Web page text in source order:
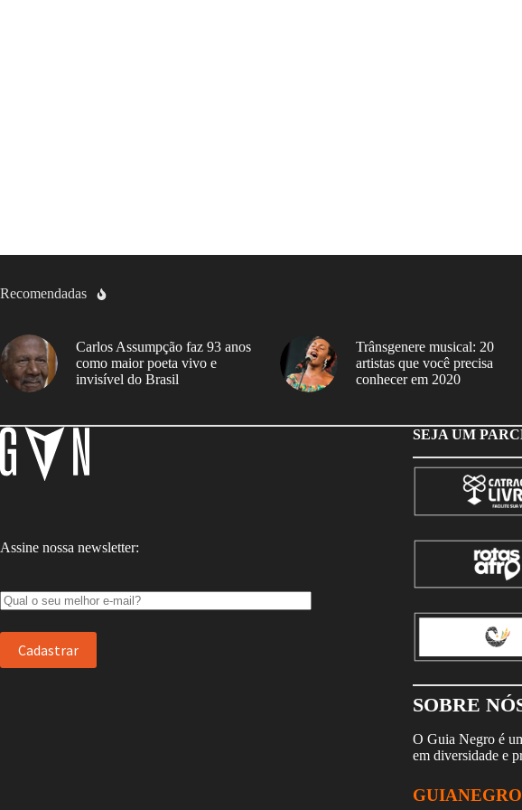
Recomendadas
Carlos Assumpção faz 93 anos
como maior poeta vivo e
invisível do Brasil
Trânsgenere musical: 20
artistas que você precisa
conhecer em 2020
Assine nossa newsletter:
SEJA UM
SOBRE
O Guia Negro é
em diversidade e